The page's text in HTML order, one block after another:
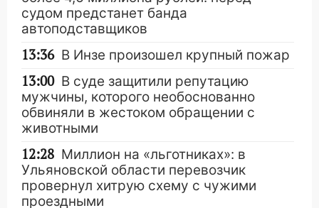
судом предстанет банда
автоподставщиков
13:36 В Инзе произошел крупный пожар
13:00 В суде защитили репутацию
мужчины, которого необоснованно
обвиняли в жестоком обращении с
животными
12:28 Миллион на «льготниках»: в
Ульяновской области перевозчик
провернул хитрую схему с чужими
проездными